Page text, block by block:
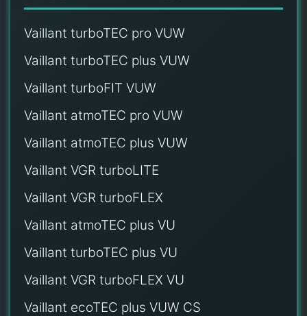
Vaillant turboTEC pro VUW
Vaillant turboTEC plus VUW
Vaillant turboFIT VUW
Vaillant atmoTEC pro VUW
Vaillant atmoTEC plus VUW
Vaillant VGR turboLITE
Vaillant VGR turboFLEX
Vaillant atmoTEC plus VU
Vaillant turboTEC plus VU
Vaillant VGR turboFLEX VU
Vaillant ecoTEC plus VUW CS